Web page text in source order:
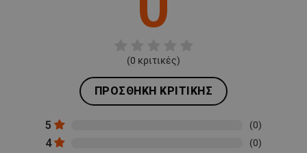
(0 κριτικές)
ΠΡΟΣΘΉΚΗ ΚΡΙΤΙΚΉΣ
5 (0)
4 (0)